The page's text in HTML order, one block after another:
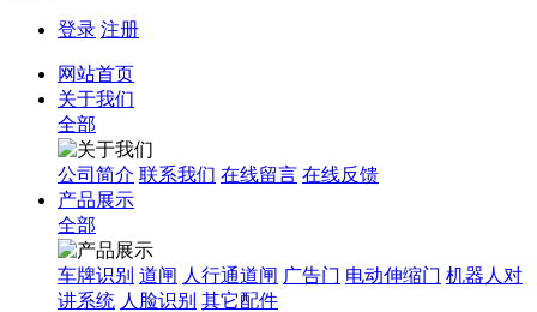
登录 注册
网站首页
关于我们
全部
公司简介 联系我们 在线留言 在线反馈
产品展示
全部
车牌识别 道闸 人行通道闸 广告门 电动伸缩门 机器人对
讲系统 人脸识别 其它配件